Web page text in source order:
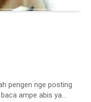
pengen nge posting
ampe abis ya...